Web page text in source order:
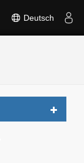
Deutsch
Toggle